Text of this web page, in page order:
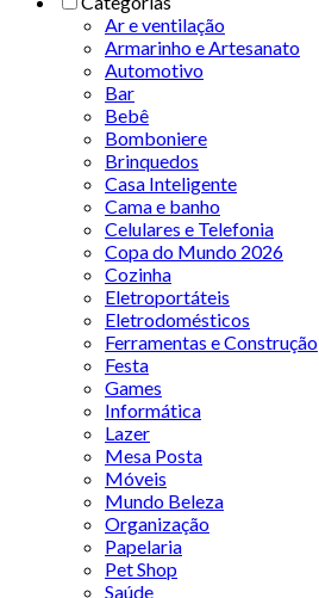
Ar e ventilação
Armarinho e Artesanato
Automotivo
Bar
Bebê
Bomboniere
Brinquedos
Casa Inteligente
Cama e banho
Celulares e Telefonia
Copa do Mundo 2026
Cozinha
Eletroportáteis
Eletrodomésticos
Ferramentas e Construção
Festa
Games
Informática
Lazer
Mesa Posta
Móveis
Mundo Beleza
Organização
Papelaria
Pet Shop
Saúde